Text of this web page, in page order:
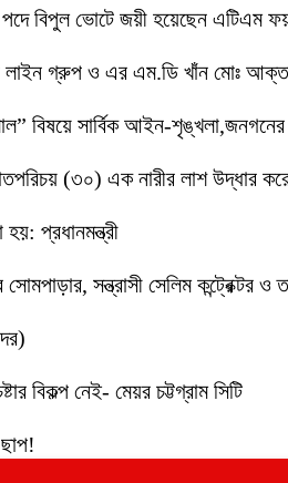
পদে বিপুল ভোটে জয়ী হয়েছেন এটিএম
লাইন গ্রুপ ও এর এম.ডি খাঁন মোঃ
বিষয়ে সার্বিক আইন-
(৩০) এক নারীর লাশ উদ্ধার
হয়: প্রধানমন্ত্রী
সন্ত্রাসী সেলিম
বিকল্প নেই- মেয়র চট্টগ্রাম সিটি